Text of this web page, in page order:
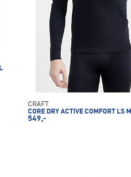
CRAFT
CORE DRY ACTIVE COMFORT LS M
549,-